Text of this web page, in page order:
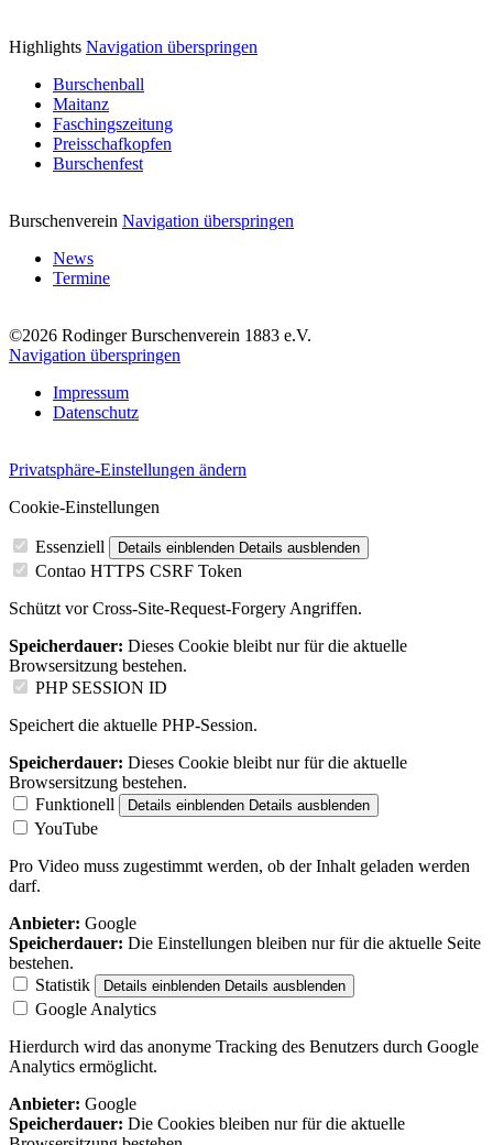
Highlights Navigation überspringen
Burschenball
Maitanz
Faschingszeitung
Preisschafkopfen
Burschenfest
Burschenverein Navigation überspringen
News
Termine
©2026 Rodinger Burschenverein 1883 e.V.
Navigation überspringen
Impressum
Datenschutz
Privatsphäre-Einstellungen ändern
Cookie-Einstellungen
Essenziell Details einblenden Details ausblenden
Contao HTTPS CSRF Token
Schützt vor Cross-Site-Request-Forgery Angriffen.
Speicherdauer: Dieses Cookie bleibt nur für die aktuelle
Browsersitzung bestehen.
PHP SESSION ID
Speichert die aktuelle PHP-Session.
Speicherdauer: Dieses Cookie bleibt nur für die aktuelle
Browsersitzung bestehen.
Funktionell
Details einblenden Details ausblenden
YouTube
Pro Video muss zugestimmt werden, ob der Inhalt geladen werden
darf.
Anbieter: Google
Speicherdauer: Die Einstellungen bleiben nur für die aktuelle Seite
bestehen.
Statistik
Details einblenden Details ausblenden
Google Analytics
Hierdurch wird das anonyme Tracking des Benutzers durch Google
Analytics ermöglicht.
Anbieter: Google
Speicherdauer: Die Cookies bleiben nur für die aktuelle